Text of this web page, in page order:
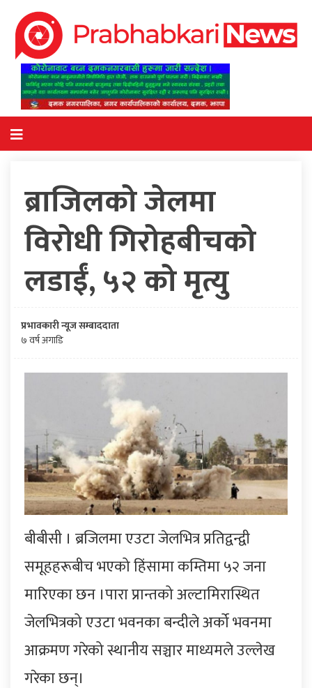
ब्राजिलको जेलमा
विरोधी गिरोहबीचको
लडाईं, ५२ को मृत्यु
प्रभावकारी न्यूज सम्बाददाता
७ वर्ष अगाडि
बीबीसी । ब्रजिलमा एउटा जेलभित्र प्रतिद्वन्द्वी
समूहहरूबीच भएको हिंसामा कम्तिमा ५२ जना
मारिएका छन ।पारा प्रान्तको अल्टामिरास्थित
जेलभित्रको एउटा भवनका बन्दीले अर्को भवनमा
आक्रमण गरेको स्थानीय सञ्चार माध्यमले उल्लेख
गरेका छन्।